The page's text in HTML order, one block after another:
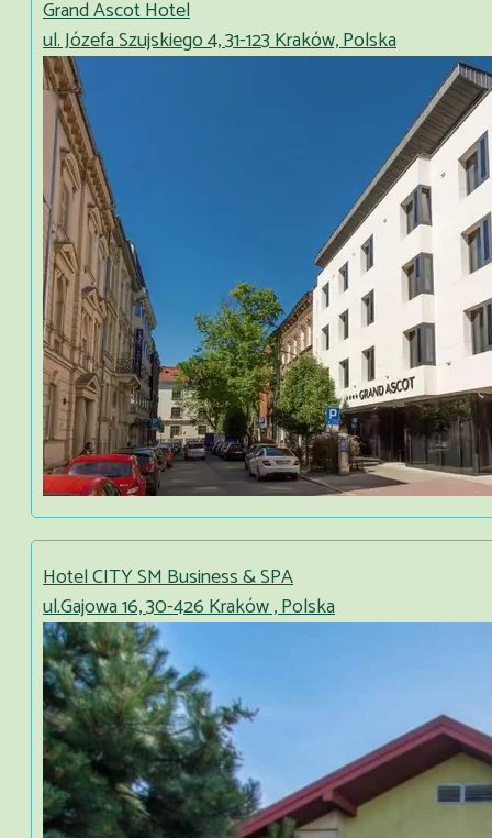
Grand Ascot Hotel
ul. Józefa Szujskiego 4, 31-123 Kraków, Polska
Hotel CITY SM Business & SPA
ul.Gajowa 16, 30-426 Kraków , Polska